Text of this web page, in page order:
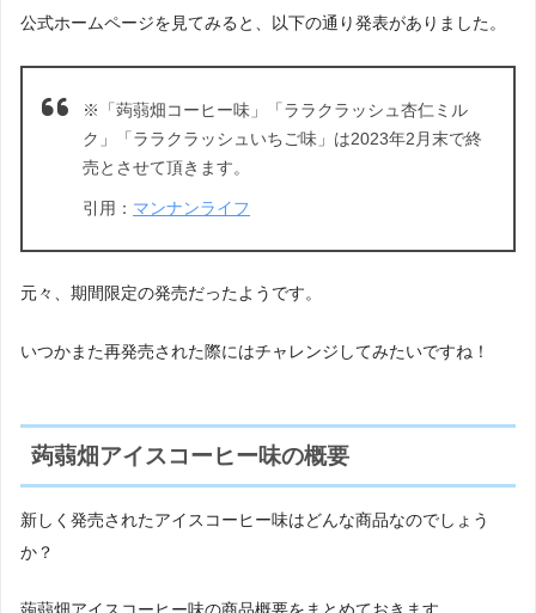
公式ホームページを見てみると、以下の通り発表がありました。
※「蒟蒻畑コーヒー味」「ララクラッシュ杏仁ミル
ク」「ララクラッシュいちご味」は2023年2月末で終
売とさせて頂きます。
引用： マンナンライフ
元々、期間限定の発売だったようです。
いつかまた再発売された際にはチャレンジしてみたいですね！
蒟蒻畑アイスコーヒー味の概要
新しく発売されたアイスコーヒー味はどんな商品なのでしょう
か？